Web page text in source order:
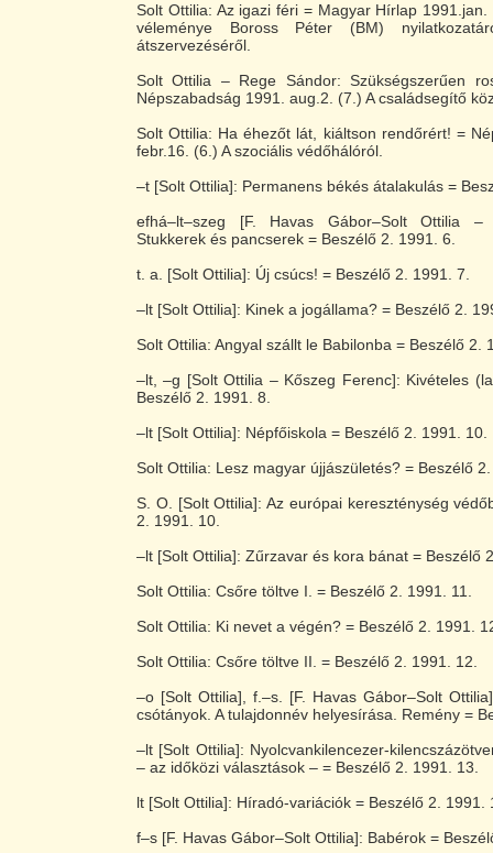
Solt Ottilia: Az igazi féri = Magyar Hírlap
véleménye Boross Péter (BM)
átszervezéséről.
Solt Ottilia – Rege Sándor: Szükségszerűen
Népszabadság 1991. aug.2. (7.) A családsegítő
Solt Ottilia: Ha éhezőt lát, kiáltson rendőrért! =
febr.16. (6.) A szociális védőhálóról.
–t [Solt Ottilia]: Permanens békés átalakulás =
efhá–lt–szeg [F. Havas Gábor–Solt Ottilia –
Stukkerek és pancserek = Beszélő 2. 1991. 6.
t. a. [Solt Ottilia]: Új csúcs! = Beszélő 2. 1991. 7.
–lt [Solt Ottilia]: Kinek a jogállama? = Beszélő 2.
Solt Ottilia: Angyal szállt le Babilonba = Beszélő 2.
–lt, –g [Solt Ottilia – Kőszeg Ferenc]: Kivételes
Beszélő 2. 1991. 8.
–lt [Solt Ottilia]: Népfőiskola = Beszélő 2. 1991. 10.
Solt Ottilia: Lesz magyar újjászületés? = Beszélő
S. O. [Solt Ottilia]: Az európai kereszténység
2. 1991. 10.
–lt [Solt Ottilia]: Zűrzavar és kora bánat = Beszélő
Solt Ottilia: Csőre töltve I. = Beszélő 2. 1991. 11.
Solt Ottilia: Ki nevet a végén? = Beszélő 2. 1991.
Solt Ottilia: Csőre töltve II. = Beszélő 2. 1991. 12.
–o [Solt Ottilia], f.–s. [F. Havas Gábor–Solt
csótányok. A tulajdonnév helyesírása. Remény =
–lt [Solt Ottilia]: Nyolcvankilencezer-
– az időközi választások – = Beszélő 2. 1991. 13.
lt [Solt Ottilia]: Híradó-variációk = Beszélő 2. 1991.
f–s [F. Havas Gábor–Solt Ottilia]: Babérok =